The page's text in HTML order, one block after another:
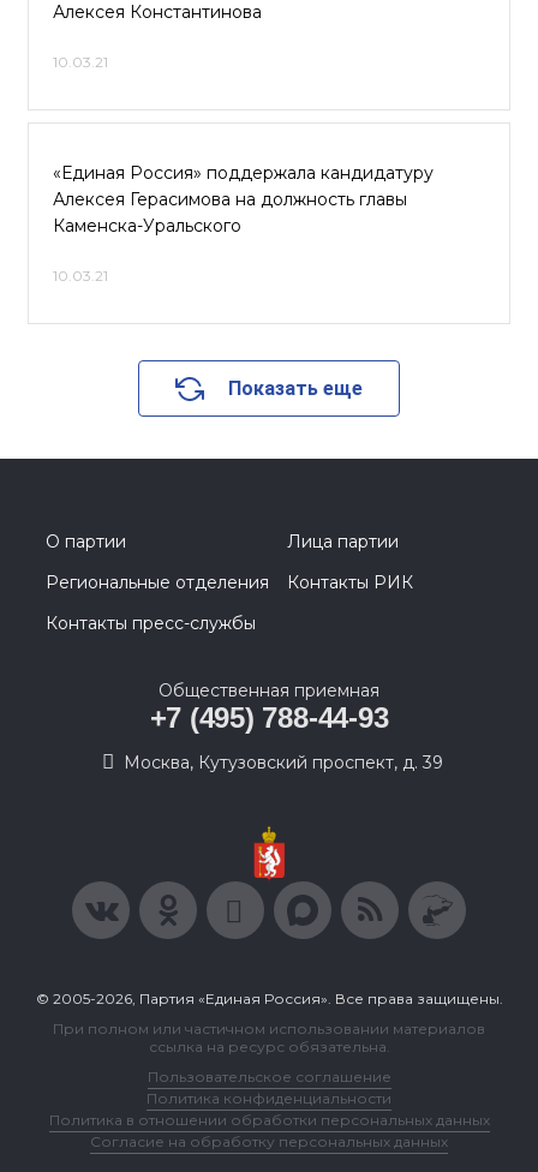
Алексея Константинова
10.03.21
«Единая Россия» поддержала кандидатуру
Алексея Герасимова на должность главы
Каменска-Уральского
10.03.21
Показать еще
О партии
Лица партии
Региональные отделения
Контакты РИК
Контакты пресс-службы
Общественная приемная
+7 (495) 788-44-93
Москва, Кутузовский проспект, д. 39
© 2005-2026, Партия «Единая Россия». Все права защищены.
При полном или частичном использовании материалов
ссылка на ресурс обязательна.
Пользовательское соглашение
Политика конфиденциальности
Политика в отношении обработки персональных данных
Согласие на обработку персональных данных